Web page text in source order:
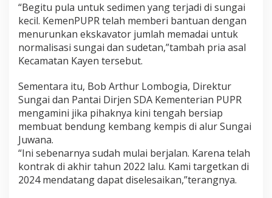
“Begitu pula untuk sedimen yang terjadi di sungai
kecil. KemenPUPR telah memberi bantuan dengan
menurunkan ekskavator jumlah memadai untuk
normalisasi sungai dan sudetan,”tambah pria asal
Kecamatan Kayen tersebut.
Sementara itu, Bob Arthur Lombogia, Direktur
Sungai dan Pantai Dirjen SDA Kementerian PUPR
mengamini jika pihaknya kini tengah bersiap
membuat bendung kembang kempis di alur Sungai
Juwana.
“Ini sebenarnya sudah mulai berjalan. Karena telah
kontrak di akhir tahun 2022 lalu. Kami targetkan di
2024 mendatang dapat diselesaikan,”terangnya.